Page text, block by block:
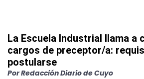
La Escuela Industrial llama a
cargos de preceptor/a:
postularse
PorRedacción Diario de Cuyo